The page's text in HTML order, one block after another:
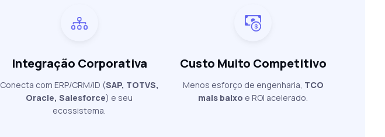
Integração Corporativa
Conecta com ERP/CRM/ID (SAP, TOTVS,
Oracle, Salesforce) e seu
ecossistema.
Custo Muito Competitivo
Menos esforço de engenharia, TCO
mais baixo e ROI acelerado.